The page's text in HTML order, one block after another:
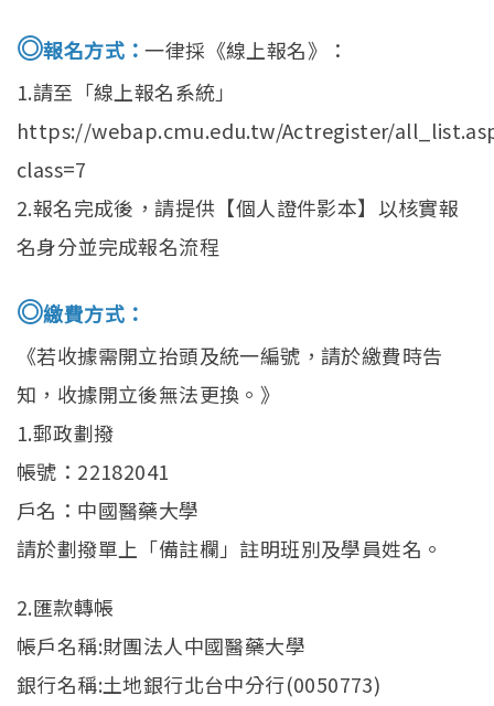
◎報名方式：一律採《線上報名》：
1.請至「線上報名系統」
https://webap.cmu.edu.tw/Actregister/
class=7
2.報名完成後，請提供【個人證件影本】以核實報
名身分並完成報名流程
◎繳費方式：
《若收據需開立抬頭及統一編號，請於繳費時告
知，收據開立後無法更換。》
1.郵政劃撥
帳號：22182041
戶名：中國醫藥大學
請於劃撥單上「備註欄」註明班別及學員姓名。
2.匯款轉帳
帳戶名稱:財團法人中國醫藥大學
銀行名稱:土地銀行北台中分行(0050773)